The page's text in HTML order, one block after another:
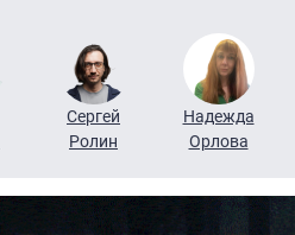
Сергей
Ролин
Надежда
Орлова